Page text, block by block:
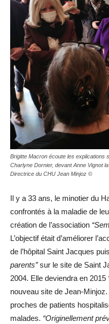
Brigitte Macron écoute les explications
Charlyne Dornier, devant Anne Vignot
Directrice du CHU Jean Minjoz ©
Il y a 33 ans, le minotier du
confrontés à la maladie de
création de l’association
L’objectif était d’améliorer
de l’hôpital Saint Jacques
parents”sur le site de Saint
2004. Elle deviendra en 2015
nouveau site de Jean-
proches de patients
malades. “Originellement